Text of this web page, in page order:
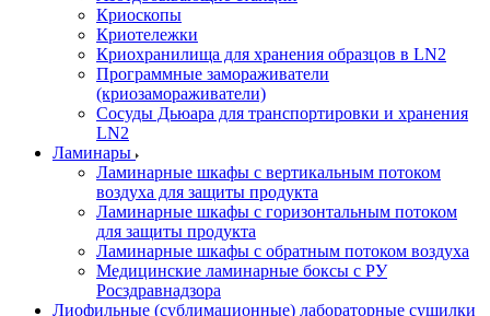
Криоскопы
Криотележки
Криохранилища для хранения образцов в LN2
Программные замораживатели
(криозамораживатели)
Сосуды Дьюара для транспортировки и хранения
LN2
Ламинары
Ламинарные шкафы с вертикальным потоком
воздуха для защиты продукта
Ламинарные шкафы с горизонтальным потоком
для защиты продукта
Ламинарные шкафы с обратным потоком воздуха
Медицинские ламинарные боксы с РУ
Росздравнадзора
Лиофильные (сублимационные) лабораторные сушилки